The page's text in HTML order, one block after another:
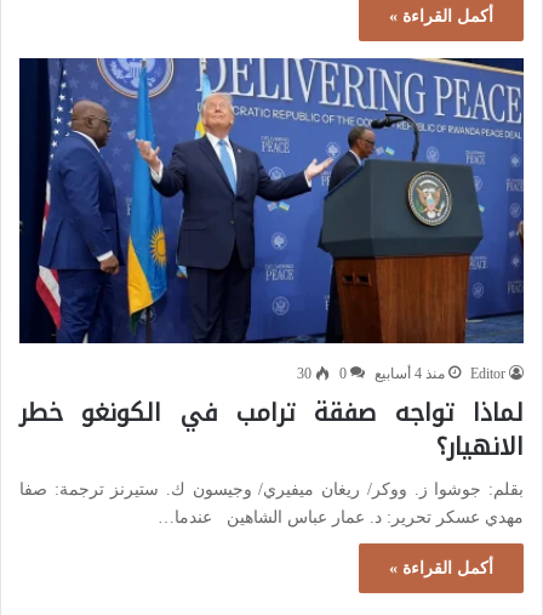
أكمل القراءة »
Editor منذ 4 أسابيع 0
30
لماذا تواجه صفقة ترامب في الكونغو خطر
الانهيار؟
بقلم: جوشوا ز. ووكر/ ريغان ميفيري/ وجيسون ك. ستيرنز ترجمة: صفا
مهدي عسكر تحرير: د. عمار عباس الشاهين عندما…
أكمل القراءة »